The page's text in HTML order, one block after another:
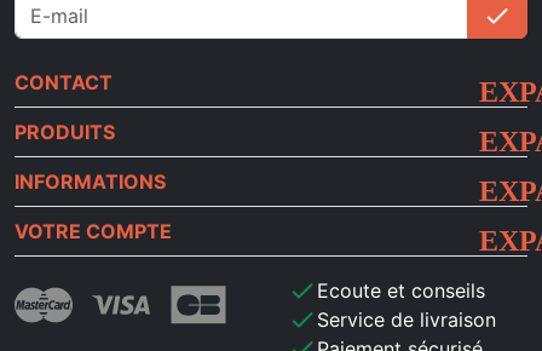
check
CONTACT
PRODUITS
INFORMATIONS
VOTRE COMPTE
check Ecoute et conseils
check Service de livraison